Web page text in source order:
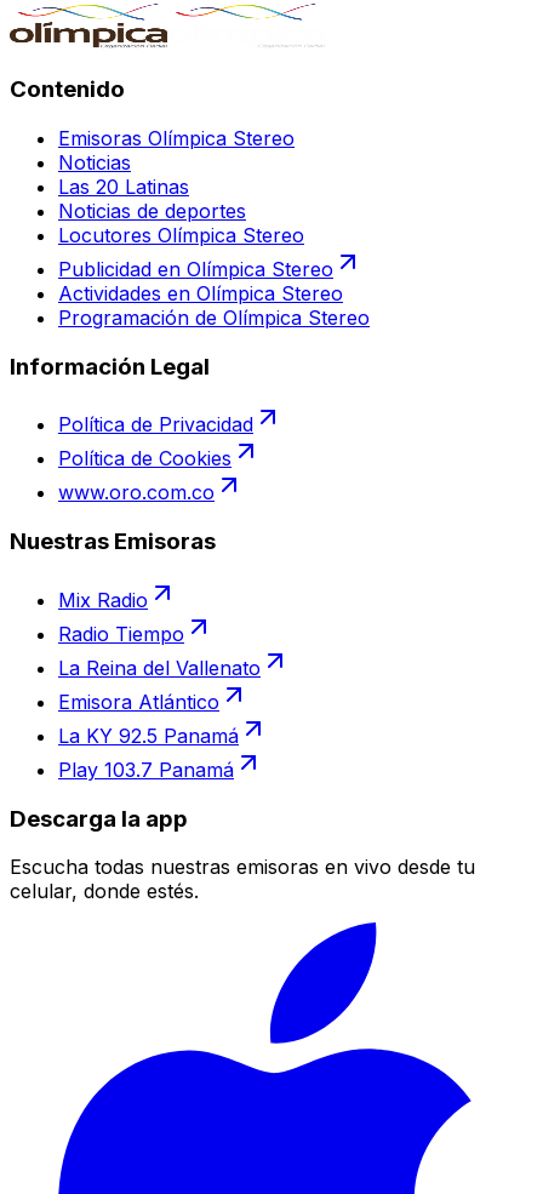
Contenido
Emisoras Olímpica Stereo
Noticias
Las 20 Latinas
Noticias de deportes
Locutores Olímpica Stereo
Publicidad en Olímpica Stereo
Actividades en Olímpica Stereo
Programación de Olímpica Stereo
Información Legal
Política de Privacidad
Política de Cookies
www.oro.com.co
Nuestras Emisoras
Mix Radio
Radio Tiempo
La Reina del Vallenato
Emisora Atlántico
La KY 92.5 Panamá
Play 103.7 Panamá
Descarga la app
Escucha todas nuestras emisoras en vivo desde tu
celular, donde estés.